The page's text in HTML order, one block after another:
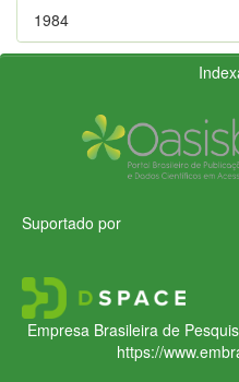
1984
Suportado por
Empresa Brasileira de
https://